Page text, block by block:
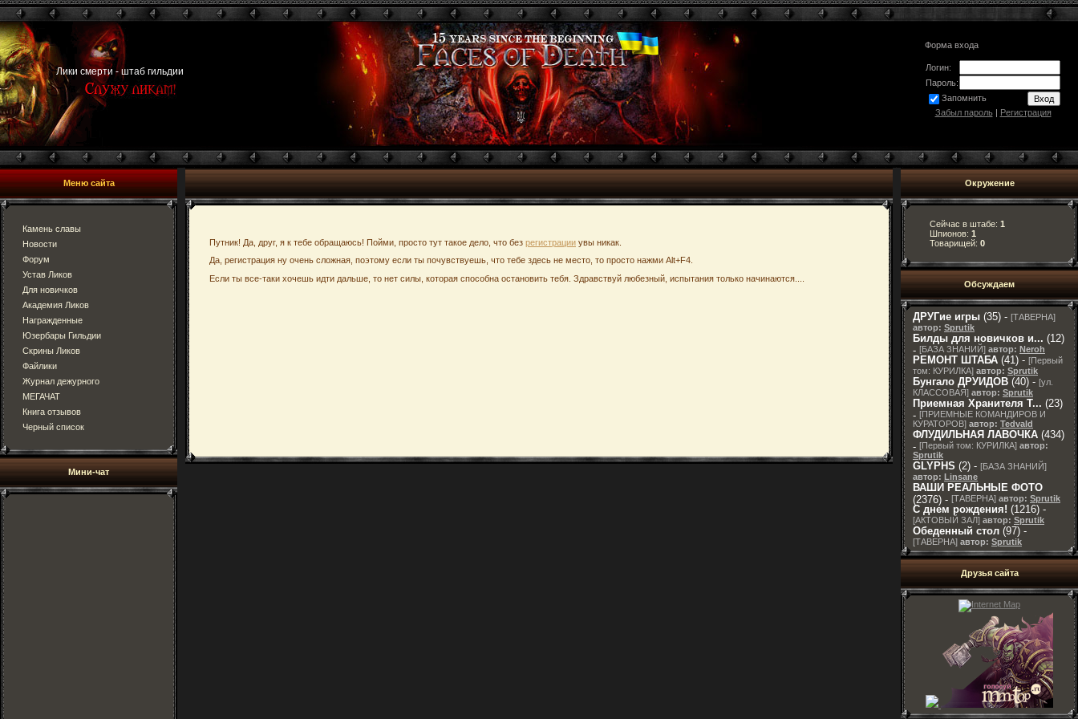
Лики смерти - штаб гильдии
Форма входа
Логин:
Пароль:
Запомнить
Забыл пароль| Регистрация
Меню сайта
Камень славы
Новости
Форум
Устав Ликов
Для новичков
Академия Ликов
Награжденные
Юзербары Гильдии
Скрины Ликов
Файлики
Журнал дежурного
МЕГАЧАТ
Книга отзывов
Черный список
Мини-чат
Путник! Да, друг, я к тебе обращаюсь! Пойми, просто тут такое дело, что без регистрации увы никак.
Да, регистрация ну очень сложная, поэтому если ты почувствуешь, что тебе здесь не место, то просто нажми Alt+F4.
Если ты все-таки хочешь идти дальше, то нет силы, которая способна остановить тебя. Здравствуй любезный, испытания только начинаются....
Окружение
Сейчас в штабе: 1
Шпионов: 1
Товарищей: 0
Обсуждаем
ДРУГие игры (35) - [ТАВЕРНА]
автор: Sprutik
Билды для новичков и... (12)
- [БАЗА ЗНАНИЙ] автор: Neroh
РЕМОНТ ШТАБА (41) - [Первый
том: КУРИЛКА] автор: Sprutik
Бунгало ДРУИДОВ (40) - [ул.
КЛАССОВАЯ] автор: Sprutik
Приемная Хранителя T... (23)
- [ПРИЕМНЫЕ КОМАНДИРОВ И
КУРАТОРОВ] автор: Tedvald
ФЛУДИЛЬНАЯ ЛАВОЧКА (434)
- [Первый том: КУРИЛКА] автор:
Sprutik
GLYPHS (2) - [БАЗА ЗНАНИЙ]
автор: Linsane
ВАШИ РЕАЛЬНЫЕ ФОТО
(2376) - [ТАВЕРНА] автор: Sprutik
С днем рождения! (1216) -
[АКТОВЫЙ ЗАЛ] автор: Sprutik
Обеденный стол (97) -
[ТАВЕРНА] автор: Sprutik
Друзья сайта